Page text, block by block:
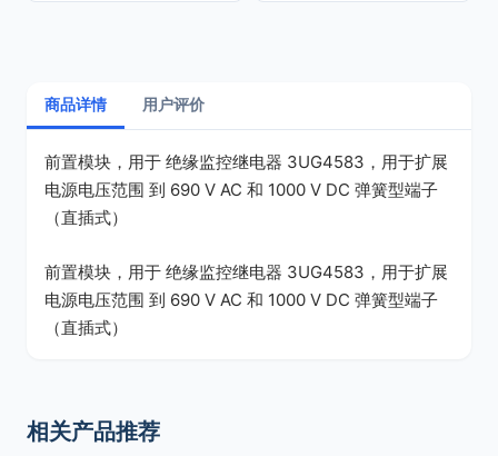
商品详情 用户评价
前置模块，用于 绝缘监控继电器 3UG4583，用于扩展
电源电压范围 到 690 V AC 和 1000 V DC 弹簧型端子
（直插式）
前置模块，用于 绝缘监控继电器 3UG4583，用于扩展
电源电压范围 到 690 V AC 和 1000 V DC 弹簧型端子
（直插式）
相关产品推荐